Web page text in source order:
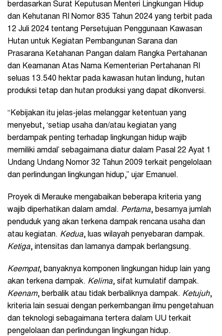
berdasarkan Surat Keputusan Menteri Lingkungan Hidup
dan Kehutanan RI Nomor 835 Tahun 2024 yang terbit pada
12 Juli 2024 tentang Persetujuan Penggunaan Kawasan
Hutan untuk Kegiatan Pembangunan Sarana dan
Prasarana Ketahanan Pangan dalam Rangka Pertahanan
dan Keamanan Atas Nama Kementerian Pertahanan RI
seluas 13.540 hektar pada kawasan hutan lindung, hutan
produksi tetap dan hutan produksi yang dapat dikonversi.
“Kebijakan itu jelas-jelas melanggar ketentuan yang
menyebut, ‘setiap usaha dan/atau kegiatan yang
berdampak penting terhadap lingkungan hidup wajib
memiliki amdal’ sebagaimana diatur dalam Pasal 22 Ayat 1
Undang Undang Nomor 32 Tahun 2009 terkait pengelolaan
dan perlindungan lingkungan hidup,” ujar Emanuel.
Proyek di Merauke mengabaikan beberapa kriteria yang
wajib diperhatikan dalam amdal. Pertama, besarnya jumlah
penduduk yang akan terkena dampak rencana usaha dan
atau kegiatan. Kedua, luas wilayah penyebaran dampak.
Ketiga, intensitas dan lamanya dampak berlangsung.
Keempat, banyaknya komponen lingkungan hidup lain yang
akan terkena dampak. Kelima, sifat kumulatif dampak.
Keenam, berbalik atau tidak berbaliknya dampak. Ketujuh,
kriteria lain sesuai dengan perkembangan ilmu pengetahuan
dan teknologi sebagaimana tertera dalam UU terkait
pengelolaan dan perlindungan lingkungan hidup.